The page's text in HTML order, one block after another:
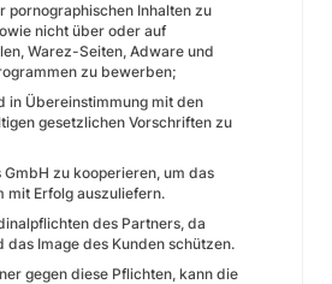
pornographischen Inhalten zu
nicht über oder auf
Warez-Seiten, Adware und
zu bewerben;
in Übereinstimmung mit den
gesetzlichen Vorschriften zu
zu kooperieren, um das
mit Erfolg auszuliefern.
des Partners, da
das Image des Kunden schützen.
gegen diese Pflichten, kann die